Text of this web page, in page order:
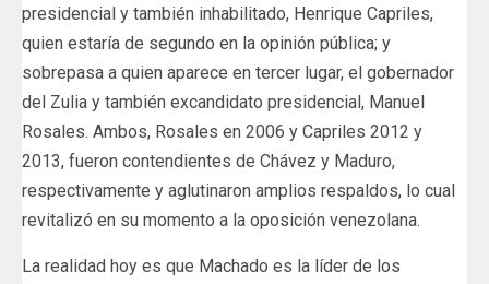
presidencial y también inhabilitado, Henrique Capriles,
quien estaría de segundo en la opinión pública; y
sobrepasa a quien aparece en tercer lugar, el gobernador
del Zulia y también excandidato presidencial, Manuel
Rosales. Ambos, Rosales en 2006 y Capriles 2012 y
2013, fueron contendientes de Chávez y Maduro,
respectivamente y aglutinaron amplios respaldos, lo cual
revitalizó en su momento a la oposición venezolana.
La realidad hoy es que Machado es la líder de los